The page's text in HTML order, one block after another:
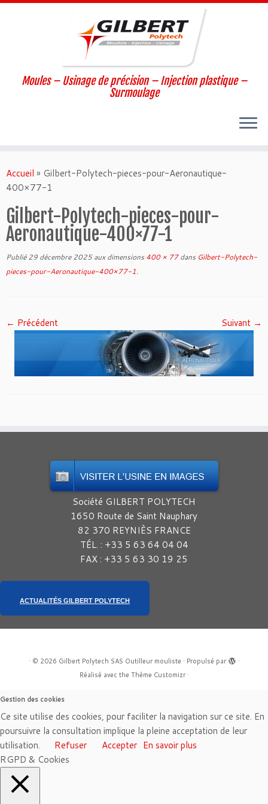
au
contenu
Moules – Usinage de précision – Injection plastique –
Surmoulage
Accueil » Gilbert-Polytech-pieces-pour-Aeronautique-
400×77-1
Gilbert-Polytech-pieces-pour-
Aeronautique-400×77-1
Publié 29 décembre 2025aux dimensions 400 × 77dans Gilbert-Polytech-
pieces-pour-Aeronautique-400×77-1.
← Précédent Suivant →
Société GILBERT POLYTECH
1650 Route de Saint Nauphary
82 370 REYNIÈS FRANCE
TÉL. : +33 5 63 64 04 04
FAX : +33 5 63 30 19 25
ACTUALITÉS GILBERT POLYTECH
· © 2026 Gilbert Polytech SAS Outilleur mouliste · Propulsé par
·
Réalisé avec the Thème Customizr·
Gestion des cookies
Ce site utilise des cookies, pour faciliter la navigation sur ce site. En
poursuivre la consultation implique la pleine acceptation de leur
utilisation.
Refuser Accepter En savoir plus
RGPD & Cookies